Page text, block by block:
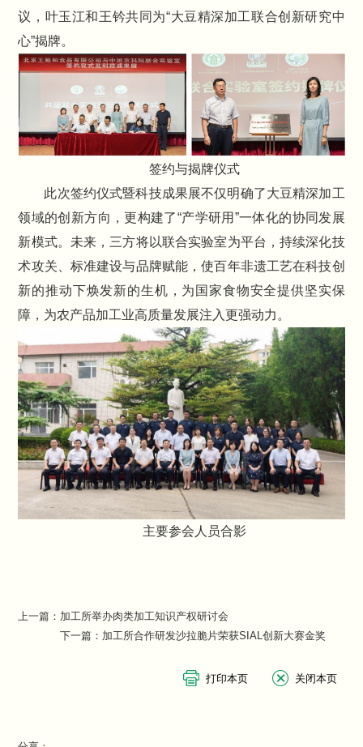
议，叶玉江和王钤共同为“大豆精深加工联合创新研究中
心”揭牌。
签约与揭牌仪式
此次签约仪式暨科技成果展不仅明确了大豆精深加工
领域的创新方向，更构建了“产学研用”一体化的协同发展
新模式。未来，三方将以联合实验室为平台，持续深化技
术攻关、标准建设与品牌赋能，使百年非遗工艺在科技创
新的推动下焕发新的生机，为国家食物安全提供坚实保
障，为农产品加工业高质量发展注入更强动力。
主要参会人员合影
上一篇： 加工所举办肉类加工知识产权研讨会
下一篇： 加工所合作研发沙拉脆片荣获SIAL创新大赛金奖